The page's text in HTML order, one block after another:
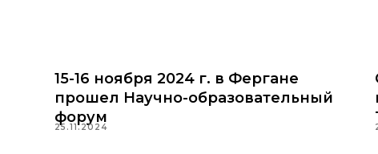
15-16 ноября 2024 г. в Фергане
прошел Научно-образовательный
форум
25.11.2024